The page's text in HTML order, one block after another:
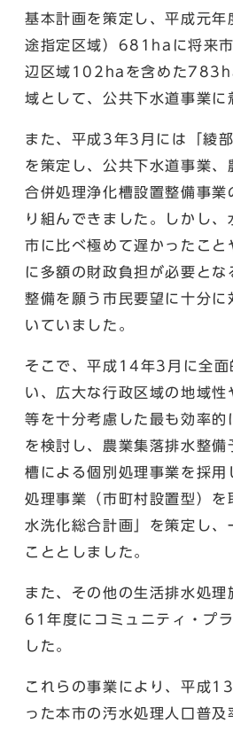
基本計画を策定し、平成元年
途指定区域）681haに将来
辺区域102haを含めた
域として、公共下水道事業に
また、平成3年3月には「綾
を策定し、公共下水道事業、
合併処理浄化槽設置整備事
り組んできました。しかし
市に比べ極めて遅かったこと
に多額の財政負担が必要と
整備を願う市民要望に十分に
いていました。
そこで、平成14年3月に全面
い、広大な行政区域の地域性
等を十分考慮した最も効率的
を検討し、農業集落排水整備
槽による個別処理事業を採用
処理事業（市町村設置型）を
水洗化総合計画」を策定し、
こととしました。
また、その他の生活排水処理
61年度にコミュニティ・プ
した。
これらの事業により、平成
った本市の汚水処理人口普及